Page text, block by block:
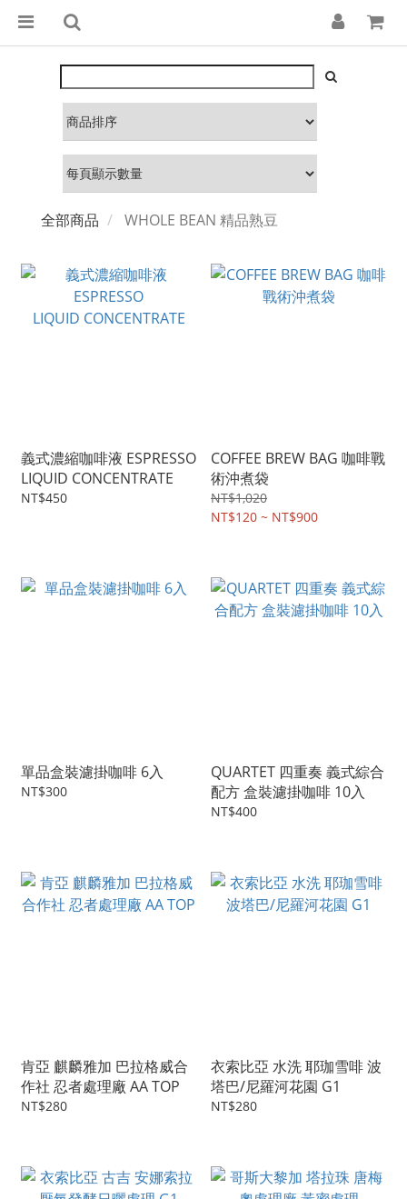
全部商品 WHOLE BEAN 精品熟豆
義式濃縮咖啡液 ESPRESSO
LIQUID CONCENTRATE
NT$450
COFFEE BREW BAG 咖啡戰
術沖煮袋
NT$1,020
NT$120 ~ NT$900
單品盒裝濾掛咖啡 6入
NT$300
QUARTET 四重奏 義式綜合
配方 盒裝濾掛咖啡 10入
NT$400
肯亞 麒麟雅加 巴拉格威合
作社 忍者處理廠 AA TOP
NT$280
衣索比亞 水洗 耶珈雪啡 波
塔巴/尼羅河花園 G1
NT$280